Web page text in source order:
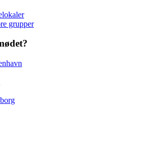
grupper